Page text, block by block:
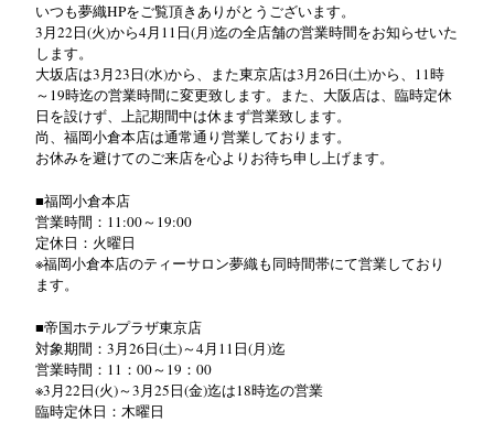
いつも夢織HPをご覧頂きありがとうございます。
3月22日(火)から4月11日(月)迄の全店舗の営業時間をお知らせいた
します。
大坂店は3月23日(水)から、また東京店は3月26日(土)から、11時
～19時迄の営業時間に変更致します。また、大阪店は、臨時定休
日を設けず、上記期間中は休まず営業致します。
尚、福岡小倉本店は通常通り営業しております。
お休みを避けてのご来店を心よりお待ち申し上げます。
■福岡小倉本店
営業時間：11:00～19:00
定休日：火曜日
※福岡小倉本店のティーサロン夢織も同時間帯にて営業しており
ます。
■帝国ホテルプラザ東京店
対象期間：3月26日(土)～4月11日(月)迄
営業時間：11：00～19：00
※3月22日(火)～3月25日(金)迄は18時迄の営業
臨時定休日：木曜日